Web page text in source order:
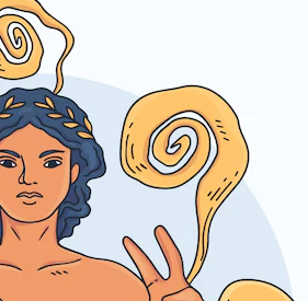
Продукция
Spaces
ИИ-помощник
Генератор
изображений ИИ
Генератор видео
ИИ
Генератор голоса
на основе ИИ
Стоковый контент
Academy
Документация по
Пакету ИИ
Служба
поддержки
Условия и
положения
Политика